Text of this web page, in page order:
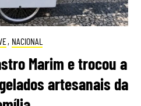
, NACIONAL
Marim e trocou a
artesanais da